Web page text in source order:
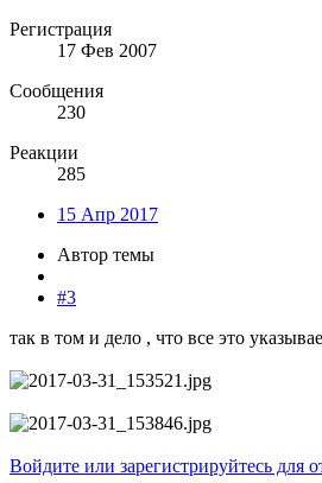
Регистрация
17 Фев 2007
Сообщения
230
Реакции
285
15 Апр 2017
Автор темы
#3
так в том и дело , что все это
Войдите или зарегистрируйтесь для